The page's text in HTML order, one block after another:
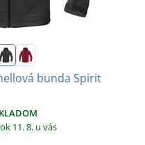
bunda Spirit
11. 8. u vás